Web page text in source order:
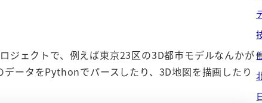
ェクトで、例えば東京23区の3D都市モデルなんかが
ータをPythonでパースしたり、3D地図を描画したり